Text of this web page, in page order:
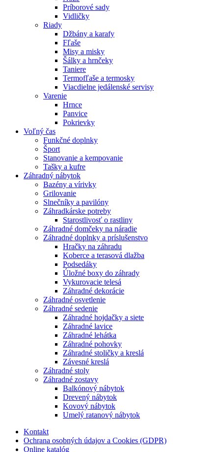
Príborové sady
Vidličky
Riady
Džbány a karafy
Fľaše
Misy a misky
Šálky a hrnčeky
Taniere
Termofľaše a termosky
Viacdielne jedálenské servisy
Varenie
Hrnce
Panvice
Pokrievky
Voľný čas
Funkčné doplnky
Šport
Stanovanie a kempovanie
Tašky a kufre
Záhradný nábytok
Bazény a vírivky
Grilovanie
Slnečníky a pavilóny
Záhradkárske potreby
Starostlivosť o rastliny
Záhradné domčeky na náradie
Záhradné doplnky a príslušenstvo
Hračky na záhradu
Koberce a terasová dlažba
Podsedáky
Úložné boxy do záhrady
Vykurovacie telesá
Záhradné dekorácie
Záhradné osvetlenie
Záhradné sedenie
Záhradné hojdačky a siete
Záhradné lavice
Záhradné lehátka
Záhradné pohovky
Záhradné stoličky a kreslá
Závesné kreslá
Záhradné stoly
Záhradné zostavy
Balkónový nábytok
Drevený nábytok
Kovový nábytok
Umelý ratanový nábytok
Kontakt
Ochrana osobných údajov a Cookies (GDPR)
Online katalóg